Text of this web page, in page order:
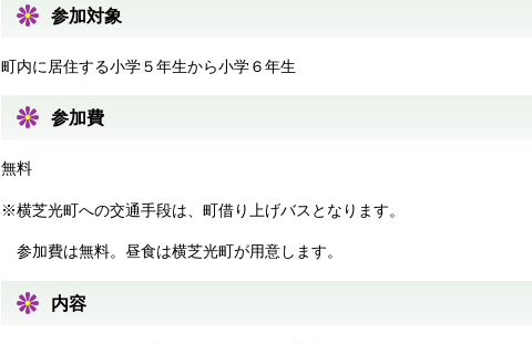
参加対象
町内に居住する小学５年生から小学６年生
参加費
無料
※横芝光町への交通手段は、町借り上げバスとなります。
参加費は無料。昼食は横芝光町が用意します。
内容